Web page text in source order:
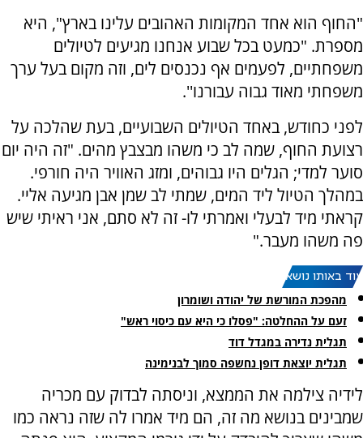
"החוף הוא אחד המקומות האהובים עלינו בארץ", היא
מספרת. "כמעט בכל שבוע אנחנו מגיעים לטיולים
משפחתיים, לפעמים אף נכנסים לים, וזה מקום בעל ערך
משפחתי מאוד גבוה עבורנו''.
לפני כחודש, באחד הטיולים השבועיים, בעת שהלכה על
רצועת החוף, שמה לב כי משהו מבצבץ מהים. "זה היה יום
סוער למדי; הגלים היו גבוהים, ומזג האוויר היה חורפי.
במהלך הטיול ליד המים, שמתי לב שמן אבן מגיעה אליי.
קראתי מיד לבעלי ואמרתי לו- זה לא סתם, אני ראיתי שיש
פה משהו מעבר."
עוד באותו נושא:
מהפכת המורשת של יהודה ושומרון
זעם על ההחלטה: "פסלו כי היא עם כיסוי ראש"
תגלית נדירה במגדל דוד
תגלית יוצאת דופן נחשפה סמוך לבנימינה
לידיה צילמה את הממצא, וניסתה לבדוק עם מכריה
שמבינים בנושא מה זה, הם מיד אמרו לה שזה נראה כמו